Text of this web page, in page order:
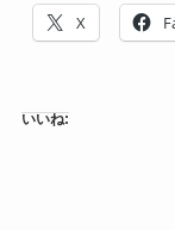
X
いいね: